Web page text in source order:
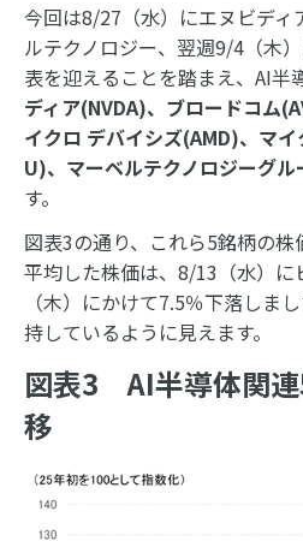
今回は8/27（水）にエヌビディ
ルテクノロジー、翌週9/4（木
表を迎えることを踏まえ、AI半
ディア(NVDA)、ブロードコム
イクロ デバイシズ(AMD)、マイ
U)、マーベルテクノロジーグル
す。
図表3の通り、これら5銘柄の
平均した株価は、8/13（水）に
（木）にかけて7.5％下落しま
持しているように見えます。
図表3 AI半導体関
移